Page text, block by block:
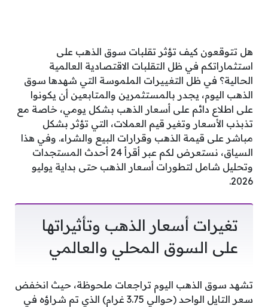
هل تتوقعون كيف تؤثر تقلبات سوق الذهب على
استثماراتكم في ظل التقلبات الاقتصادية العالمية
الحالية؟ في ظل التغييرات الملموسة التي شهدها سوق
الذهب اليوم، يجدر بالمستثمرين والمتابعين أن يكونوا
على اطلاع دائم على أسعار الذهب بشكل يومي، خاصة مع
تذبذب الأسعار وتغير قيم العملات، التي تؤثر بشكل
مباشر على قيمة الذهب وقرارات البيع والشراء. وفي هذا
السياق، نستعرض لكم عبر أقرأ 24 أحدث المستجدات
وتحليل شامل لتطورات أسعار الذهب حتى بداية يوليو
2026.
تغيرات أسعار الذهب وتأثيراتها
على السوق المحلي والعالمي
تشهد سوق الذهب اليوم تراجعات ملحوظة، حيث انخفض
سعر التايل الواحد (حوالي 3.75 غرام) الذي تم شراؤه في